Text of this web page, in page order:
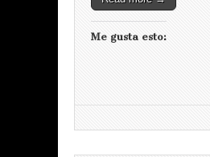
Me gusta esto: